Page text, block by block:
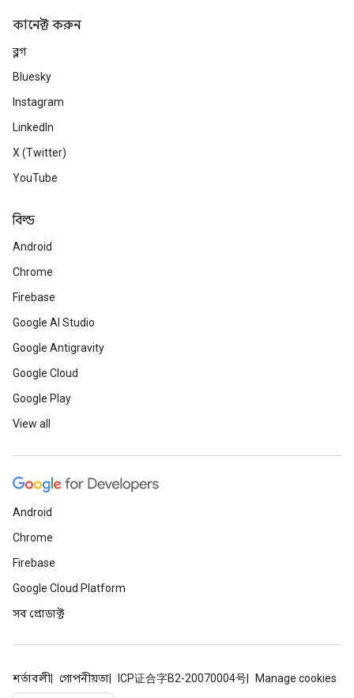
কানেক্ট করুন
ব্লগ
Bluesky
Instagram
LinkedIn
X (Twitter)
YouTube
বিল্ড
Android
Chrome
Firebase
Google AI Studio
Google Antigravity
Google Cloud
Google Play
View all
Android
Chrome
Firebase
Google Cloud Platform
সব প্রোডাক্ট
শর্তাবলী গোপনীয়তা ICP证合字B2-20070004号 Manage cookies